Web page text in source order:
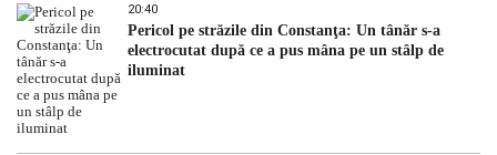
20:40
Pericol pe străzile din Constanţa: Un tânăr s-a
electrocutat după ce a pus mâna pe un stâlp de
iluminat